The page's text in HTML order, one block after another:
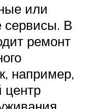
или
сервисы. В
ремонт
например,
центр